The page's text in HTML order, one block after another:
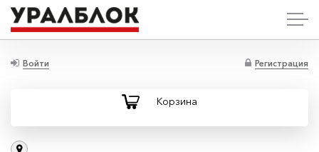
Войти Регистрация
Корзина